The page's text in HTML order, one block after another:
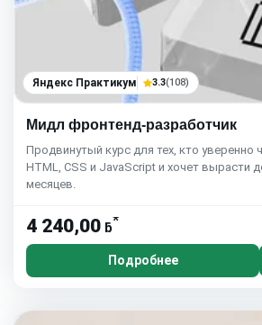
Яндекс Практикум 3.3(108)
Мидл фронтенд-разработчик
Продвинутый курс для тех, кто уверенно
HTML, CSS и JavaScript и хочет вырасти
месяцев.
4 240,00 ƃ*
Подробнее